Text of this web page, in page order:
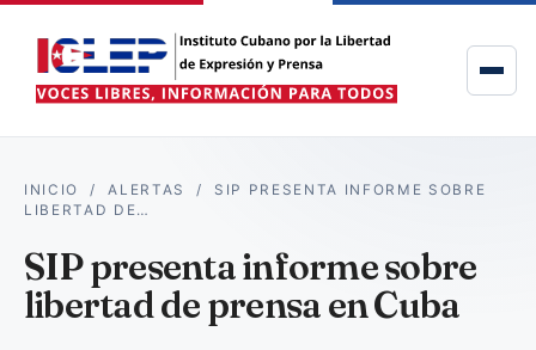
INICIO /ALERTAS / SIP PRESENTA INFORME SOBRE
LIBERTAD DE…
SIP presenta informe sobre
libertad de prensa en Cuba